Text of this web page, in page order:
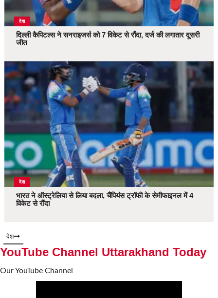
देश
दिल्ली कैपिटल्स ने सनराइजर्स को 7 विकेट से रौंदा, दर्ज की लगातार दूसरी
जीत
देश
भारत ने ऑस्ट्रेलिया से लिया बदला, चैंपियंस ट्रॉफी के सेमीफाइनल में 4
विकेट से रौंदा
देश
YouTube Channel Uttarakhand Today
Our YouTube Channel